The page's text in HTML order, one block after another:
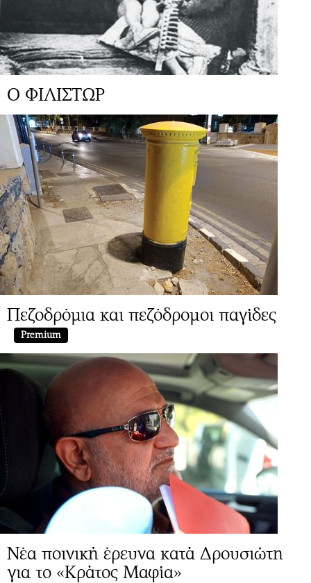
Ο ΦΙΛΙΣΤΩΡ
Πεζοδρόμια και πεζόδρομοι παγίδες
Premium
Νέα ποινική έρευνα κατά Δρουσιώτη
για το «Κράτος Μαφία»